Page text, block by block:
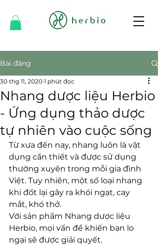
Bài đăng
Nhang dược liệu Herbio
- Ứng dụng thảo dược
tự nhiên vào cuộc sống
30 thg 11, 2020 1 phút đọc
Từ xưa đến nay, nhang luôn là vật
dụng cần thiết và được sử dụng
thường xuyên trong mỗi gia đình
Việt. Tuy nhiên, một số loại nhang
khi đốt lại gây ra khói ngạt, cay
mắt, khó thở.
Với sản phẩm Nhang dược liệu
Herbio, mọi vấn đề khiến bạn lo
ngại sẽ được giải quyết.